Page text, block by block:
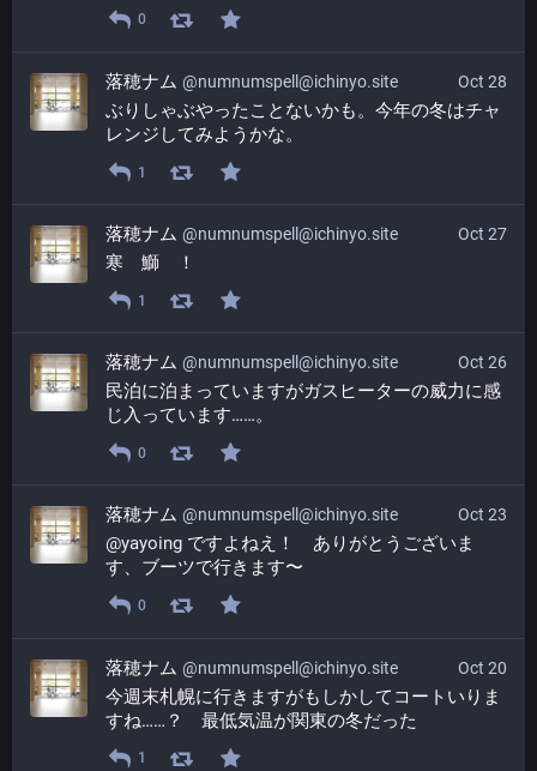
0
Oct 28
落穂ナム @numnumspell@ichinyo.site
ぶりしゃぶやったことないかも。今年の冬はチャ
レンジしてみようかな。
1
Oct 27
落穂ナム @numnumspell@ichinyo.site
寒　鰤　！
1
Oct 26
落穂ナム @numnumspell@ichinyo.site
民泊に泊まっていますがガスヒーターの威力に感
じ入っています……。
0
Oct 23
落穂ナム @numnumspell@ichinyo.site
@yayoing ですよねえ！　ありがとうございま
す、ブーツで行きます〜
0
Oct 20
落穂ナム @numnumspell@ichinyo.site
今週末札幌に行きますがもしかしてコートいりま
すね……？　最低気温が関東の冬だった
1